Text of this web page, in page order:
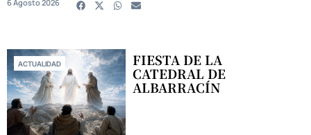
6 Agosto 2026
ACTUALIDAD FIESTA DE LA
CATEDRAL DE
ALBARRACÍN